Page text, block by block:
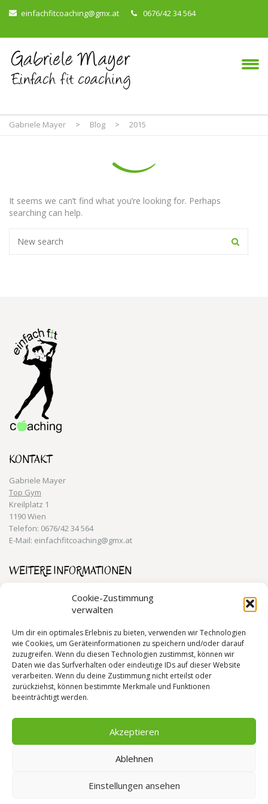
Cookie-Zustimmung
verwalten
Um dir ein optimales Erlebnis zu bieten, verwenden wir Technologien
wie Cookies, um Geräteinformationen zu speichern und/oder darauf
zuzugreifen. Wenn du diesen Technologien zustimmst, können wir
Daten wie das Surfverhalten oder eindeutige IDs auf dieser Website
verarbeiten. Wenn du deine Zustimmung nicht erteilst oder
zurückziehst, können bestimmte Merkmale und Funktionen
beeinträchtigt werden.
Akzeptieren
Ablehnen
Einstellungen ansehen
einfachfitcoaching@gmx.at 0676/42 34 564
Gabriele Mayer > Blog > 2015
It seems we can’t find what you’re looking for. Perhaps
searching can help.
KONTAKT
Gabriele Mayer
Top Gym
Kreilplatz 1
1190 Wien
Telefon: 0676/42 34 564
E-Mail: einfachfitcoaching@gmx.at
WEITERE INFORMATIONEN
Training für den Alltag 1190 Wien
Personal Training 1190 Wien
Gesundheitstraining 1190 Wien
RECHTLICHE INFORMATIONEN
Datenschutzerklärung